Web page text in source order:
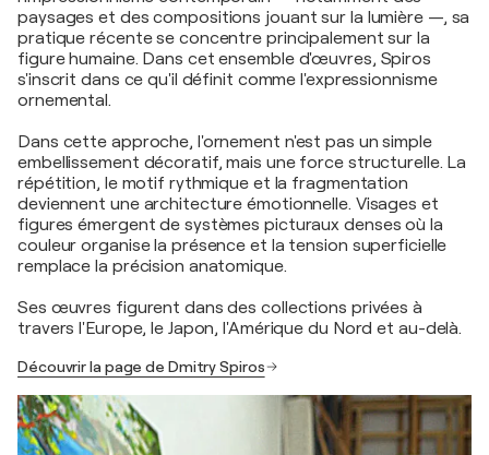
paysages et des compositions jouant sur la lumière —, sa
pratique récente se concentre principalement sur la
figure humaine. Dans cet ensemble d'œuvres, Spiros
s'inscrit dans ce qu'il définit comme l'expressionnisme
ornemental.
Dans cette approche, l'ornement n'est pas un simple
embellissement décoratif, mais une force structurelle. La
répétition, le motif rythmique et la fragmentation
deviennent une architecture émotionnelle. Visages et
figures émergent de systèmes picturaux denses où la
couleur organise la présence et la tension superficielle
remplace la précision anatomique.
Ses œuvres figurent dans des collections privées à
travers l'Europe, le Japon, l'Amérique du Nord et au-delà.
Découvrir la page de Dmitry Spiros